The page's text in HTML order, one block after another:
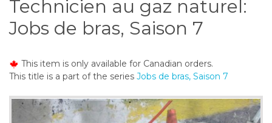
t
c
t
e
n
Technicien au gaz naturel:
Jobs de bras, Saison 7
This item is only available for Canadian orders.
This title is a part of the series Jobs de bras, Saison 7